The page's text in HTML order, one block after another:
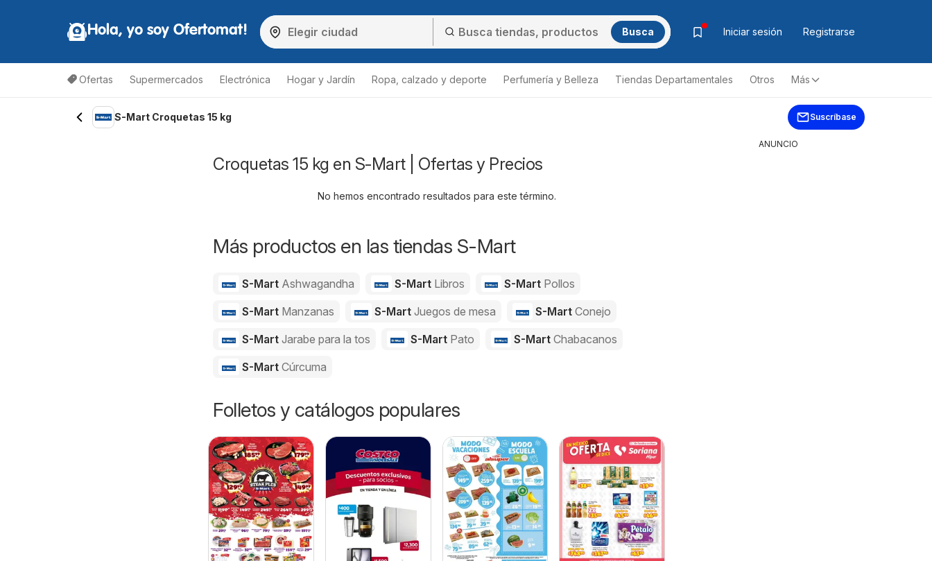
Hola, yo soy Ofertomat! Busca Iniciar sesión Registrarse
Ofertas Supermercados Electrónica Hogar y Jardín Ropa, calzado y deporte Perfumería y Belleza Tiendas Departamentales Otros Más
S-Mart Croquetas 15 kg Suscríbase
Croquetas 15 kg en S-Mart | Ofertas y Precios
No hemos encontrado resultados para este término.
Más productos en las tiendas S-Mart
S-Mart Ashwagandha S-Mart Libros S-Mart Pollos
S-Mart Manzanas S-Mart Juegos de mesa S-MartConejo
S-Mart Jarabe para la tos S-Mart Pato S-MartChabacanos
S-Mart Cúrcuma
Folletos y catálogos populares
ANUNCIO